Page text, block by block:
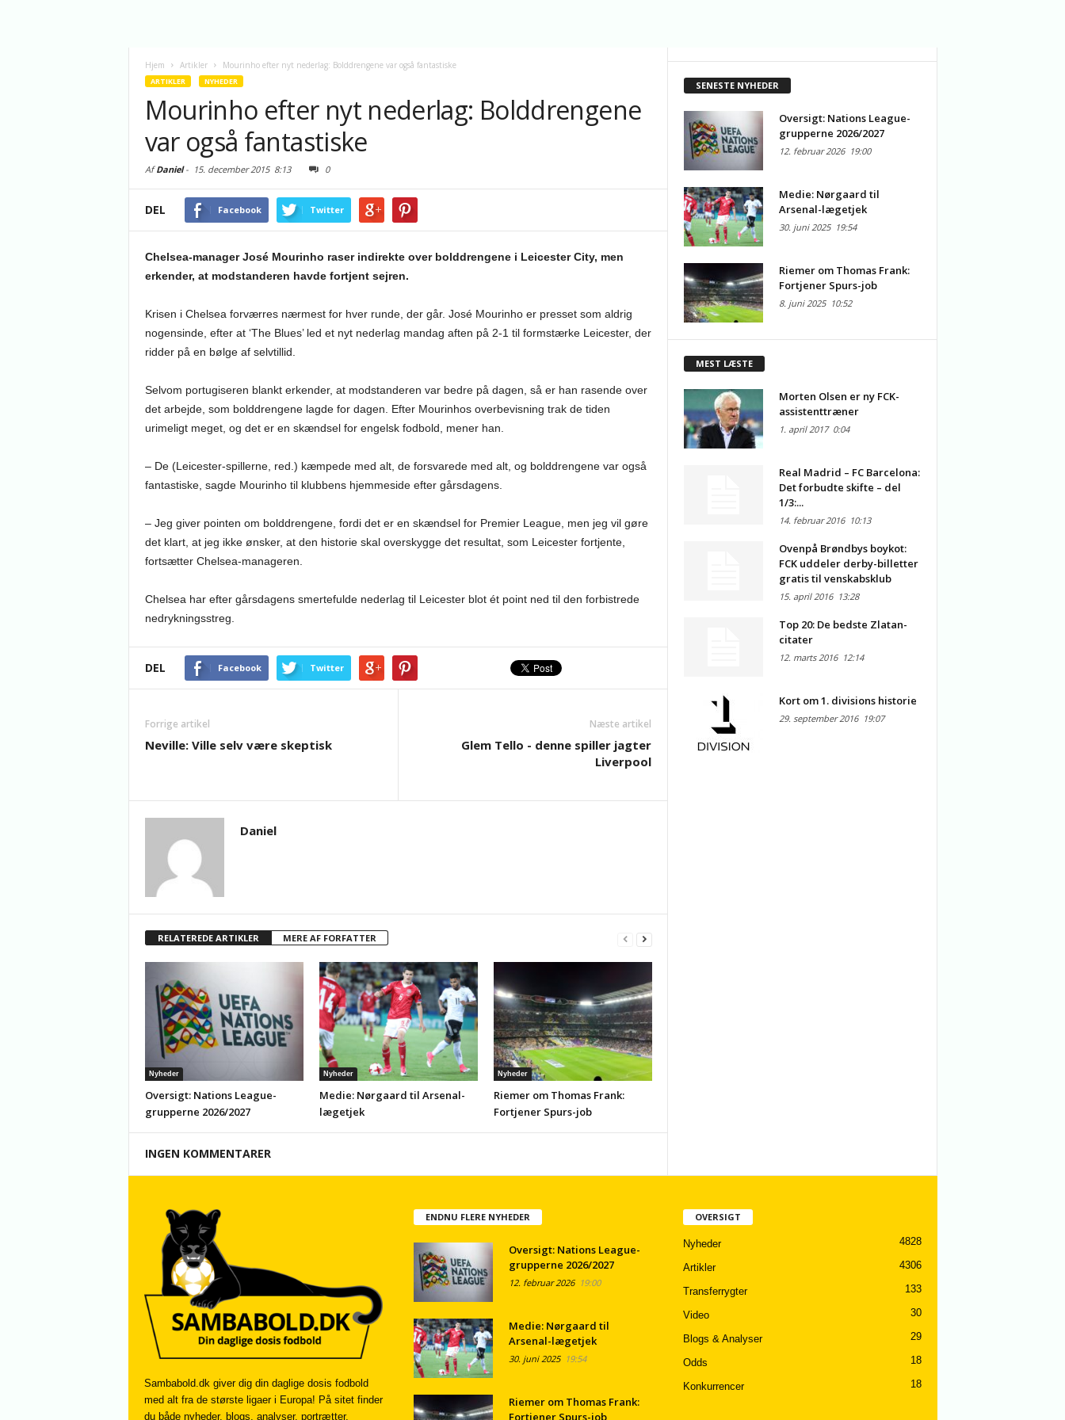
Hjem Artikler Mourinho efter nyt nederlag: Bolddrengene var også fantastiske
ARTIKLER NYHEDER
Mourinho efter nyt nederlag: Bolddrengene
var også fantastiske
AfDaniel- 15. december 20158:13 0
DEL Facebook Twitter
Chelsea-manager José Mourinho raser indirekte over bolddrengene i Leicester City, men
erkender, at modstanderen havde fortjent sejren.
Krisen i Chelsea forværres nærmest for hver runde, der går. José Mourinho er presset som aldrig
nogensinde, efter at ‘The Blues’ led et nyt nederlag mandag aften på 2-1 til formstærke Leicester, der
ridder på en bølge af selvtillid.
Selvom portugiseren blankt erkender, at modstanderen var bedre på dagen, så er han rasende over
det arbejde, som bolddrengene lagde for dagen. Efter Mourinhos overbevisning trak de tiden
urimeligt meget, og det er en skændsel for engelsk fodbold, mener han.
– De (Leicester-spillerne, red.) kæmpede med alt, de forsvarede med alt, og bolddrengene var også
fantastiske, sagde Mourinho til klubbens hjemmeside efter gårsdagens.
– Jeg giver pointen om bolddrengene, fordi det er en skændsel for Premier League, men jeg vil gøre
det klart, at jeg ikke ønsker, at den historie skal overskygge det resultat, som Leicester fortjente,
fortsætter Chelsea-manageren.
Chelsea har efter gårsdagens smertefulde nederlag til Leicester blot ét point ned til den forbistrede
nedrykningsstreg.
DEL Facebook Twitter
Forrige artikel
Neville: Ville selv være skeptisk
Næste artikel
Glem Tello - denne spiller jagter
Liverpool
Daniel
RELATEREDE ARTIKLER MERE AF FORFATTER
Nyheder
Oversigt: Nations League-
grupperne 2026/2027
Nyheder
Medie: Nørgaard til Arsenal-
lægetjek
Nyheder
Riemer om Thomas Frank:
Fortjener Spurs-job
INGEN KOMMENTARER
SENESTE NYHEDER
Oversigt: Nations League-
grupperne 2026/2027
12. februar 202619:00
Medie: Nørgaard til
Arsenal-lægetjek
30. juni 202519:54
Riemer om Thomas Frank:
Fortjener Spurs-job
8. juni 202510:52
MEST LÆSTE
Morten Olsen er ny FCK-
assistenttræner
1. april 20170:04
Real Madrid – FC Barcelona:
Det forbudte skifte – del
1/3:...
14. februar 201610:13
Ovenpå Brøndbys boykot:
FCK uddeler derby-billetter
gratis til venskabsklub
15. april 201613:28
Top 20: De bedste Zlatan-
citater
12. marts 201612:14
Kort om 1. divisions historie
29. september 201619:07
Sambabold.dk giver dig din daglige dosis fodbold
med alt fra de største ligaer i Europa! På sitet finder
du både nyheder, blogs, analyser, portrætter,
ENDNU FLERE NYHEDER
Oversigt: Nations League-
grupperne 2026/2027
12. februar 202619:00
Medie: Nørgaard til
Arsenal-lægetjek
30. juni 202519:54
Riemer om Thomas Frank:
Fortjener Spurs-job
OVERSIGT
Nyheder 4828
Artikler 4306
Transferrygter 133
Video 30
Blogs & Analyser 29
Odds 18
Konkurrencer 18